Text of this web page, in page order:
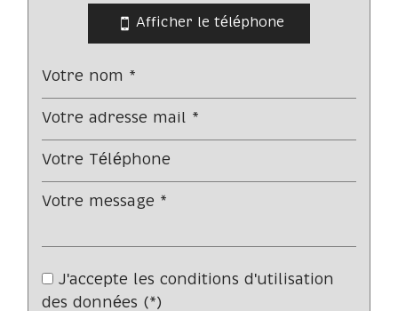
École primaire
Lycée
Presse et Tabac
Propriétaires (vs. locataires)
Afficher le téléphone
J'accepte les conditions d'utilisation
des données (*)